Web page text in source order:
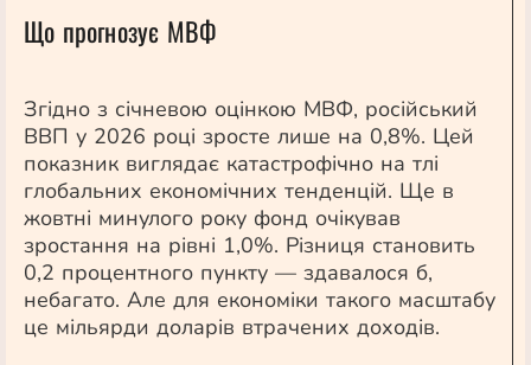
Що прогнозує МВФ
Згідно з січневою оцінкою МВФ, російський
ВВП у 2026 році зросте лише на 0,8%. Цей
показник виглядає катастрофічно на тлі
глобальних економічних тенденцій. Ще в
жовтні минулого року фонд очікував
зростання на рівні 1,0%. Різниця становить
0,2 процентного пункту — здавалося б,
небагато. Але для економіки такого масштабу
це мільярди доларів втрачених доходів.